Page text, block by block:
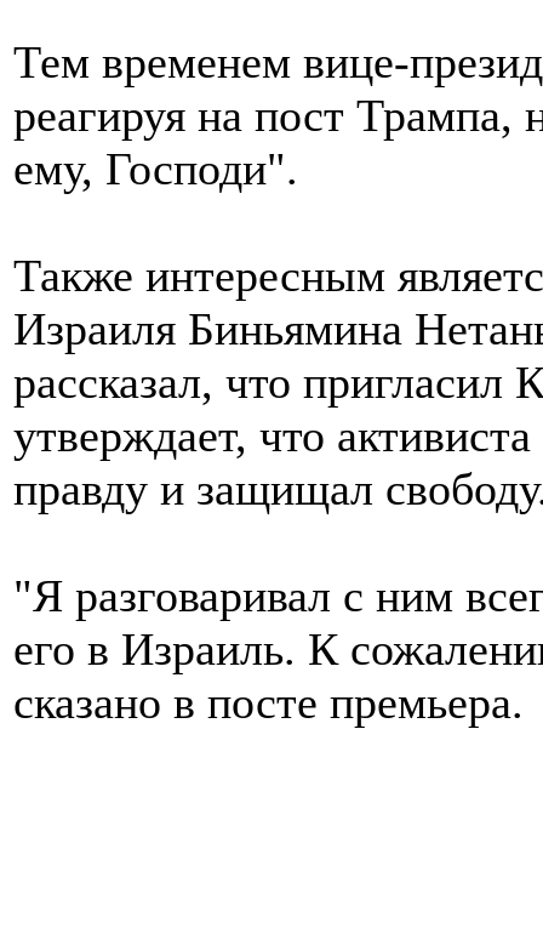
Тем временем вице-
реагируя на пост
ему, Господи".
Также интересным
Израиля Биньямина
рассказал, что
утверждает, что
правду и защищал
"Я разговаривал с ним
его в Израиль. К
сказано в посте премьера.